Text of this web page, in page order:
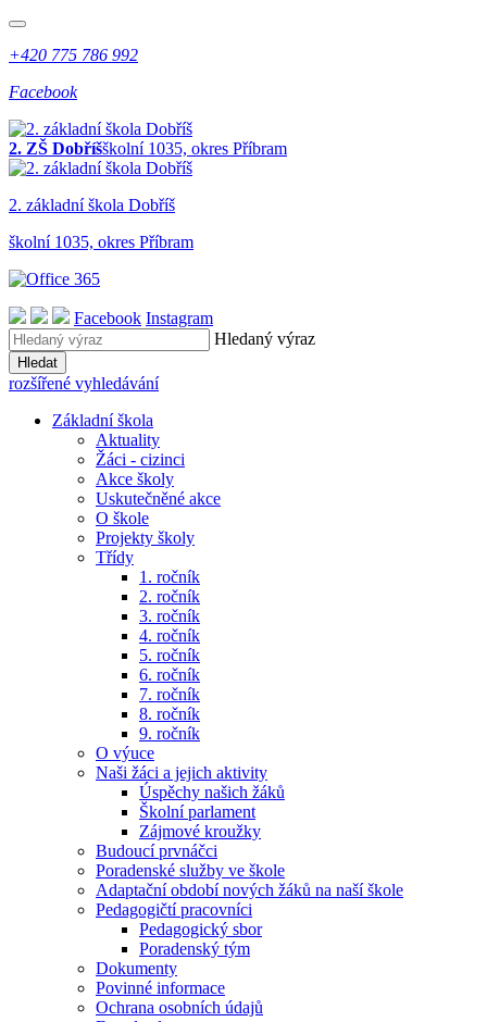
+420 775 786 992
Facebook
2. ZŠ Dobříšškolní 1035, okres Příbram
2. základníškola Dobříš
školní 1035, okres Příbram
Facebook Instagram
Hledaný výraz
Hledat
rozšířené vyhledávání
Základní škola
Aktuality
Žáci - cizinci
Akce školy
Uskutečněné akce
O škole
Projekty školy
Třídy
1. ročník
2. ročník
3. ročník
4. ročník
5. ročník
6. ročník
7. ročník
8. ročník
9. ročník
O výuce
Naši žáci a jejich aktivity
Úspěchy našich žáků
Školní parlament
Zájmové kroužky
Budoucí prvnáčci
Poradenské služby ve škole
Adaptační období nových žáků na naší škole
Pedagogičtí pracovníci
Pedagogický sbor
Poradenský tým
Dokumenty
Povinné informace
Ochrana osobních údajů